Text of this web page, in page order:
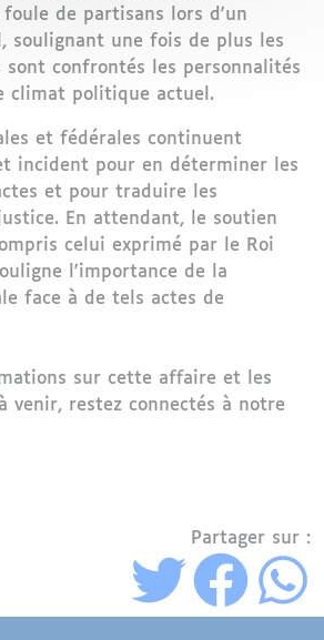
foule de partisans lors d'un
soulignant une fois de plus les
sont confrontés les personnalités
climat politique actuel.
et fédérales continuent
incident pour en déterminer les
et pour traduire les
En attendant, le soutien
celui exprimé par le Roi
l'importance de la
face à de tels actes de
sur cette affaire et les
venir, restez connectés à notre
Partager sur :